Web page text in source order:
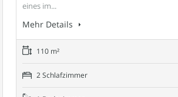
eines im...
Mehr Details
110 m²
2 Schlafzimmer